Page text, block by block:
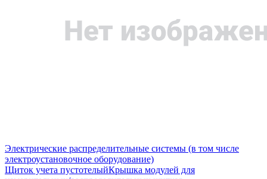
Электрические распределительные системы (в том числе
электроустановочное оборудование)
Щиток учета пустотелыйКрышка модулей для